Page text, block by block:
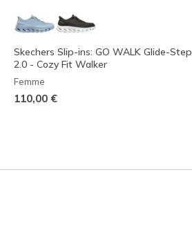
Skechers Slip-ins: GO WALK Glide-Step
2.0 - Cozy Fit Walker
Femme
110,00 €